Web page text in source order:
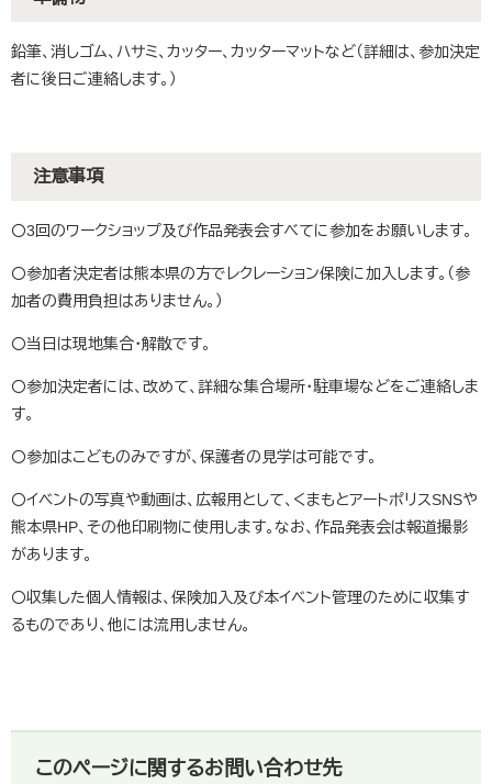
鉛筆、消しゴム、ハサミ、カッター、カッターマットなど（詳細は、参加決定
者に後日ご連絡します。）
注意事項
〇3回のワークショップ及び作品発表会すべてに参加をお願いします。
〇参加者決定者は熊本県の方でレクレーション保険に加入します。（参
加者の費用負担はありません。）
〇当日は現地集合・解散です。
〇参加決定者には、改めて、詳細な集合場所・駐車場などをご連絡しま
す。
〇参加はこどものみですが、保護者の見学は可能です。
〇イベントの写真や動画は、広報用として、くまもとアートポリスSNSや
熊本県HP、その他印刷物に使用します。なお、作品発表会は報道撮影
があります。
〇収集した個人情報は、保険加入及び本イベント管理のために収集す
るものであり、他には流用しません。
このページに関するお問い合わせ先